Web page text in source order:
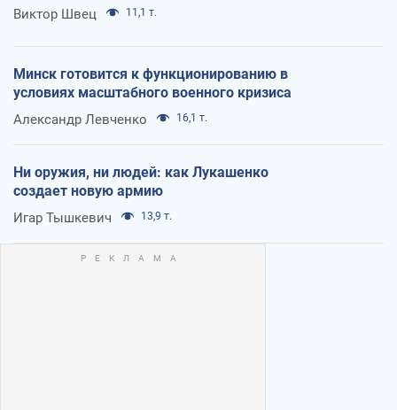
Виктор Швец 11,1 т.
Минск готовится к функционированию в
условиях масштабного военного кризиса
Александр Левченко 16,1 т.
Ни оружия, ни людей: как Лукашенко
создает новую армию
Игар Тышкевич 13,9 т.